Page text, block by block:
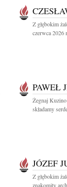
Z głębokim
czerwca 2026
PAWEŁ
Żegnaj
składamy
JÓZEF
Z głębokim
znakomity